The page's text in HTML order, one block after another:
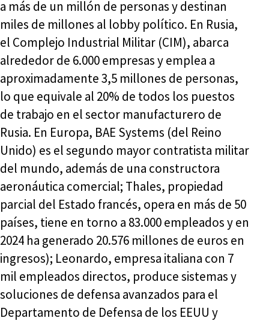
a más de un millón de personas y destinan
miles de millones al lobby político. En Rusia,
el Complejo Industrial Militar (CIM), abarca
alrededor de 6.000 empresas y emplea a
aproximadamente 3,5 millones de personas,
lo que equivale al 20% de todos los puestos
de trabajo en el sector manufacturero de
Rusia. En Europa, BAE Systems (del Reino
Unido) es el segundo mayor contratista militar
del mundo, además de una constructora
aeronáutica comercial; Thales, propiedad
parcial del Estado francés, opera en más de 50
países, tiene en torno a 83.000 empleados y en
2024 ha generado 20.576 millones de euros en
ingresos); Leonardo, empresa italiana con 7
mil empleados directos, produce sistemas y
soluciones de defensa avanzados para el
Departamento de Defensa de los EEUU y